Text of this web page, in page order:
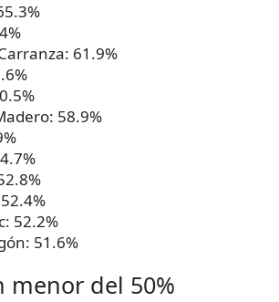
61.9%
58.9%
52.2%
51.6%
menor del 50%